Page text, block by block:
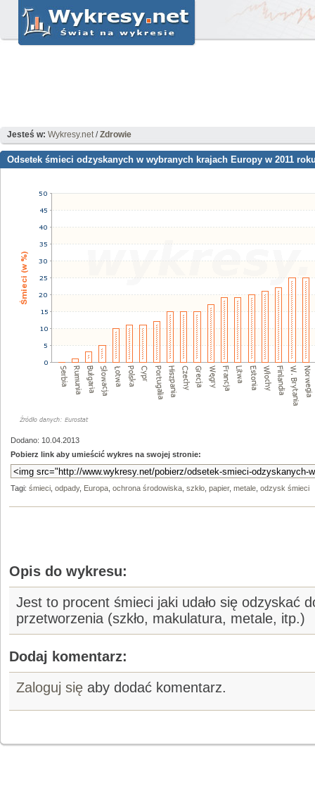
Jesteś w: Wykresy.net/Zdrowie
Odsetek śmieci odzyskanych w wybranych krajach Europy w 2011
Dodano: 10.04.2013
Pobierz link aby umieścić wykres na swojej stronie:
Tagi: śmieci odpady, Europa ochrona środowiska szkło papier, metale odzysk śmieci
Opis do wykresu:
Jest to procent śmieci jaki udało się odzyskać
przetworzenia (szkło, makulatura, metale, itp.)
Dodaj komentarz:
Zaloguj się aby dodać komentarz.